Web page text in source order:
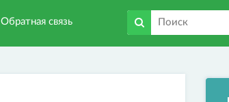
Обратная связь